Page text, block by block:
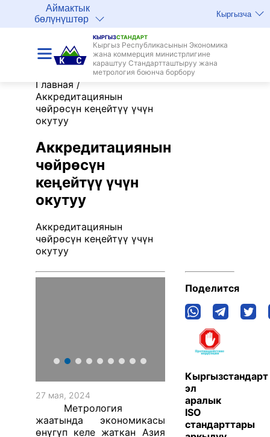
Аймактык
бөлүнүштөр
Кыргызча
КЫРГЫЗСТАНДАРТ
Кыргыз Республикасынын Экономика
жана коммерция министрлигине
караштуу Стандартташтыруу жана
метрология боюнча борбору
Главная /
Аккредитациянын
чөйрөсүн кеңейтүү үчүн
окутуу
Аккредитациянын
чөйрөсүн
кеңейтүү үчүн
окутуу
Аккредитациянын
чөйрөсүн кеңейтүү үчүн
окутуу
27 мая, 2024
Метрология
жаатында экономикасы
өнүгүп келе жаткан Азия
Поделится
Кыргызстандарт
эл
аралык
ISO
стандарттары